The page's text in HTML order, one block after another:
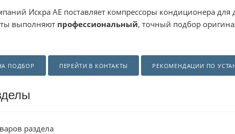
Искра АЕ поставляет компрессоры кондиционера для
выполняют профессиональный, точный подбор
ПОДБОР ПЕРЕЙТИ В КОНТАКТЫ РЕКОМЕНДАЦИИ ПО
раздела